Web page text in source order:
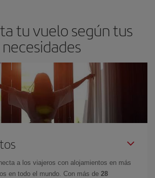
tu vuelo según tus
necesidades
a los viajeros con alojamientos en más
en todo el mundo. Con más de 28